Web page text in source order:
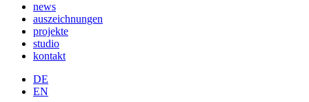
news
auszeichnungen
projekte
studio
kontakt
DE
EN